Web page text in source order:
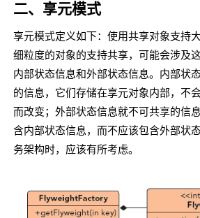
二、享元模式
享元模式定义如下：使用共享对象支持
细粒度的对象的支持共享，可能会涉及
内部状态信息和外部状态信息。内部状
的信息，它们存储在享元对象内部，不
而改变；外部状态信息就不可共享的信
含内部状态信息，而不应该包含外部状
务架构时，应该有所考虑。